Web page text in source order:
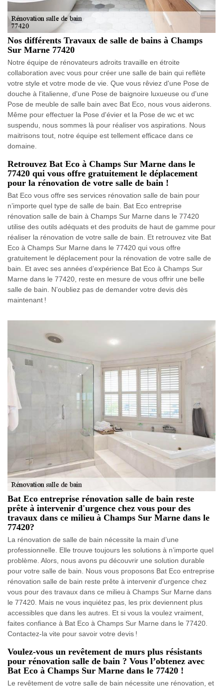
Nos différents Travaux de salle de bains à Champs
Sur Marne 77420
Notre équipe de rénovateurs adroits travaille en étroite
collaboration avec vous pour créer une salle de bain qui reflète
votre style et votre mode de vie. Que vous rêviez d'une Pose de
douche à l'italienne, d'une Pose de baignoire luxueuse ou d'une
Pose de meuble de salle bain avec Bat Eco, nous vous aiderons.
Même pour effectuer la Pose d'évier et la Pose de wc et wc
suspendu, nous sommes là pour réaliser vos aspirations. Nous
maitrisons tout, notre équipe est tellement efficace dans ce
domaine.
Retrouvez Bat Eco à Champs Sur Marne dans le
77420 qui vous offre gratuitement le déplacement
pour la rénovation de votre salle de bain !
Bat Eco vous offre ses services rénovation salle de bain pour
n’importe quel type de salle de bain. Bat Eco entreprise
rénovation salle de bain à Champs Sur Marne dans le 77420
utilise des outils adéquats et des produits de haut de gamme pour
réaliser la rénovation de votre salle de bain. Et retrouvez vite Bat
Eco à Champs Sur Marne dans le 77420 qui vous offre
gratuitement le déplacement pour la rénovation de votre salle de
bain. Et avec ses années d’expérience Bat Eco à Champs Sur
Marne dans le 77420, reste en mesure de vous offrir une belle
salle de bain. N’oubliez pas de demander votre devis dès
maintenant !
Bat Eco entreprise rénovation salle de bain reste
prête à intervenir d'urgence chez vous pour des
travaux dans ce milieu à Champs Sur Marne dans le
77420?
La rénovation de salle de bain nécessite la main d’une
professionnelle. Elle trouve toujours les solutions à n’importe quel
problème. Alors, nous avons pu découvrir une solution durable
pour votre salle de bain. Nous vous proposons Bat Eco entreprise
rénovation salle de bain reste prête à intervenir d'urgence chez
vous pour des travaux dans ce milieu à Champs Sur Marne dans
le 77420. Mais ne vous inquiétez pas, les prix deviennent plus
accessibles que dans les autres. Et si vous la voulez vraiment,
faites confiance à Bat Eco à Champs Sur Marne dans le 77420.
Contactez-la vite pour savoir votre devis !
Voulez-vous un revêtement de murs plus résistants
pour rénovation salle de bain ? Vous l’obtenez avec
Bat Eco à Champs Sur Marne dans le 77420 !
Le revêtement de votre salle de bain nécessite une rénovation, et